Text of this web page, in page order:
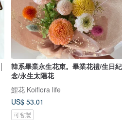
韓系畢業永生花束。畢業花禮/生日紀
念/永生太陽花
鯉花 Koiflora life
US$ 53.01
可客製